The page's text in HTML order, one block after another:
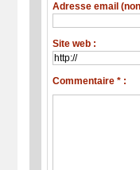
Adresse email
Site web :
Commentaire * :